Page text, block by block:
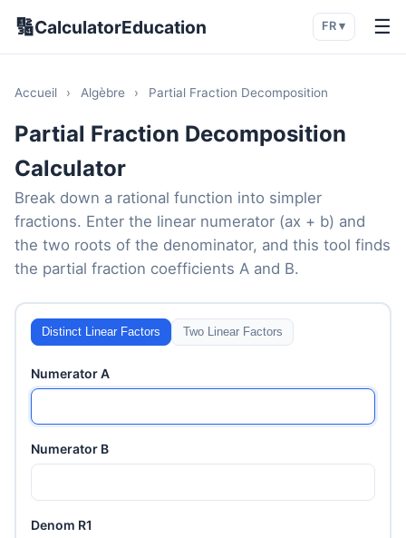
🔢CalculatorEducation FR ▾ ☰
Accueil › Algèbre › Partial Fraction Decomposition
Partial Fraction Decomposition
Calculator
Break down a rational function into simpler
fractions. Enter the linear numerator (ax + b) and
the two roots of the denominator, and this tool finds
the partial fraction coefficients A and B.
Distinct Linear Factors Two Linear Factors
Numerator A
Numerator B
Denom R1